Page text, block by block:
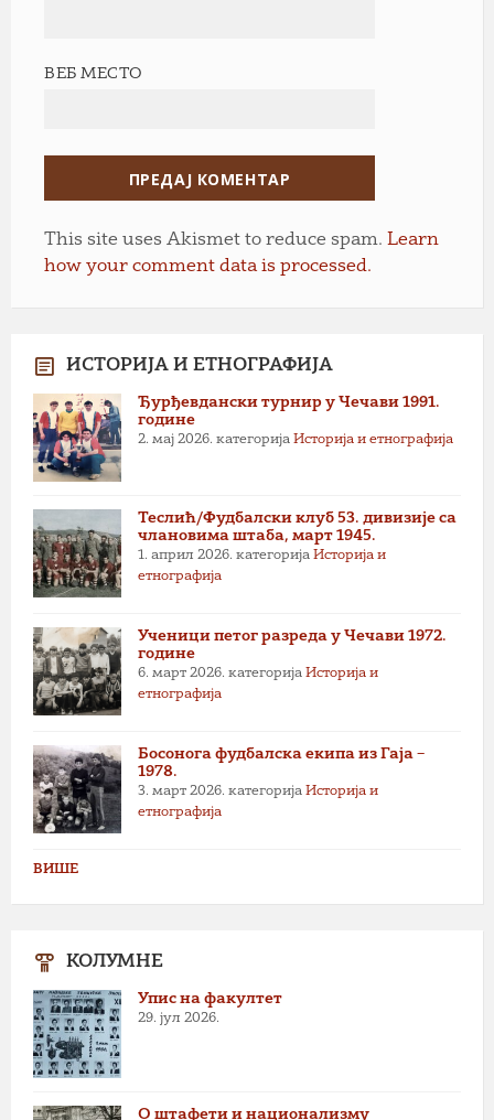
ВЕБ МЕСТО
This site uses Akismet to reduce spam. Learn
how your comment data is processed.
ИСТОРИЈА И ЕТНОГРАФИЈА
Ђурђевдански турнир у Чечави 1991.
године
2. мај 2026. категорија Историја и етнографија
Теслић/Фудбалски клуб 53. дивизије са
члановима штаба, март 1945.
1. април 2026. категорија Историја и
етнографија
Ученици петог разреда у Чечави 1972.
године
6. март 2026. категорија Историја и
етнографија
Босонога фудбалска екипа из Гаја –
1978.
3. март 2026. категорија Историја и
етнографија
ВИШЕ
КОЛУМНЕ
Упис на факултет
29. јул 2026.
О штафети и национализму